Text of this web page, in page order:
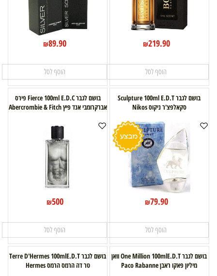
₪219.90
הוסף לסל
₪89.90
הוסף לסל
בושם לגבר Sculpture 100ml E.D.T
סקאלפצ'ר ניקוס Nikos
₪79.90
הוסף לסל
בושם לגבר Fierce 100ml E.D.C פירס
אברקרומבי אנד פיץ Abercrombie & Fitch
₪500
הוסף לסל
בושם לגבר One Million 100mlE.D.T וואן
מיליון פאקו ראבן Paco Rabanne
בושם לגבר Terre D'Hermes 100mlE.D.T
טר דה הרמס הרמס Hermes